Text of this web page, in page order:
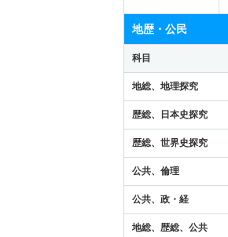
地歴・公民
科目
地総、地理探究
歴総、日本史探究
歴総、世界史探究
公共、倫理
公共、政・経
地総、歴総、公共